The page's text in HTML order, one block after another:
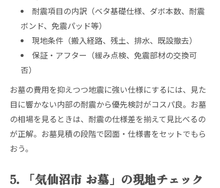
耐震項目の内訳（ベタ基礎仕様、ダボ本数、耐震
ボンド、免震パッド等）
現地条件（搬入経路、残土、排水、既設撤去）
保証・アフター（緩み点検、免震部材の交換可
否）
お墓の費用を抑えつつ地震に強い仕様にするには、見た
目に響かない内部の耐震から優先検討がコスパ良。お墓
の相場を見るときは、耐震の仕様差を揃えて見比べるの
が正解。お墓見積の段階で図面・仕様書をセットでもら
おう。
5. 「気仙沼市 お墓」の現地チェック